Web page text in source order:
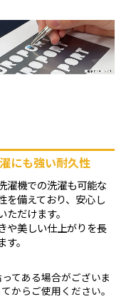
にも強い耐久性
濯機での洗濯も可能な
を備えており、安心し
ただけます。
や美しい仕上がりを長
。
てある場合がございま
からご使用ください。